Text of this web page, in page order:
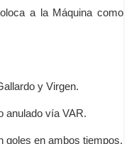
a la Máquina como
y Virgen.
anulado vía VAR.
goles en ambos tiempos.